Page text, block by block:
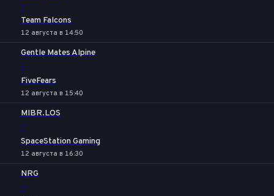
-
Team Falcons
12 августа в 14:50
Gentle Mates Alpine
-
FiveFears
12 августа в 15:40
MIBR.LOS
-
SpaceStation Gaming
12 августа в 16:30
NRG
-